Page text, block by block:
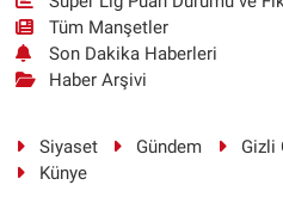
Tüm Manşetler
Son Dakika Haberleri
Haber Arşivi
Siyaset Gündem Gizli
Künye